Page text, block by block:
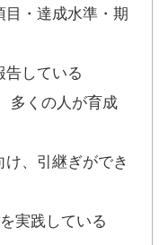
目・達成水準・期
告している
多くの人が育成
け、引継ぎができ
実践している